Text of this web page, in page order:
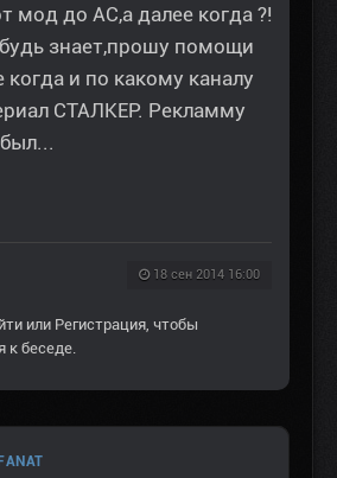
мод до АС,а далее когда ?!
знает,прошу помощи
когда и по какому каналу
СТАЛКЕР. Рекламму
18 сен 2014 16:00
или Регистрация , чтобы
к беседе.